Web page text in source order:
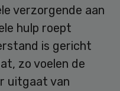
verzorgende aan
hulp roept
is gericht
zo voelen de
uitgaat van